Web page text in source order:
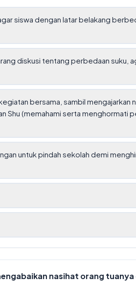
siswa dengan latar belakang
diskusi tentang perbedaan suku,
bersama, sambil mengajarkan
Shu (memahami serta menghormati
untuk pindah sekolah demi
nasihat orang